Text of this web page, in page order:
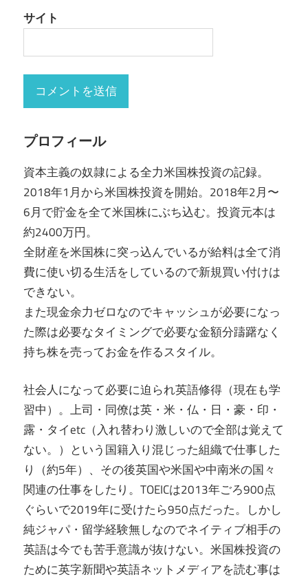
サイト
プロフィール
資本主義の奴隷による全力米国株投資の記録。
2018年1月から米国株投資を開始。2018年2月〜
6月で貯金を全て米国株にぶち込む。投資元本は
約2400万円。
全財産を米国株に突っ込んでいるが給料は全て消
費に使い切る生活をしているので新規買い付けは
できない。
また現金余力ゼロなのでキャッシュが必要になっ
た際は必要なタイミングで必要な金額分躊躇なく
持ち株を売ってお金を作るスタイル。
社会人になって必要に迫られ英語修得（現在も学
習中）。上司・同僚は英・米・仏・日・豪・印・
露・タイetc（入れ替わり激しいので全部は覚えて
ない。）という国籍入り混じった組織で仕事した
り（約5年）、その後英国や米国や中南米の国々
関連の仕事をしたり。TOEICは2013年ごろ900点
ぐらいで2019年に受けたら950点だった。しかし
純ジャパ・留学経験無しなのでネイティブ相手の
英語は今でも苦手意識が抜けない。米国株投資の
ために英字新聞や英語ネットメディアを読む事は